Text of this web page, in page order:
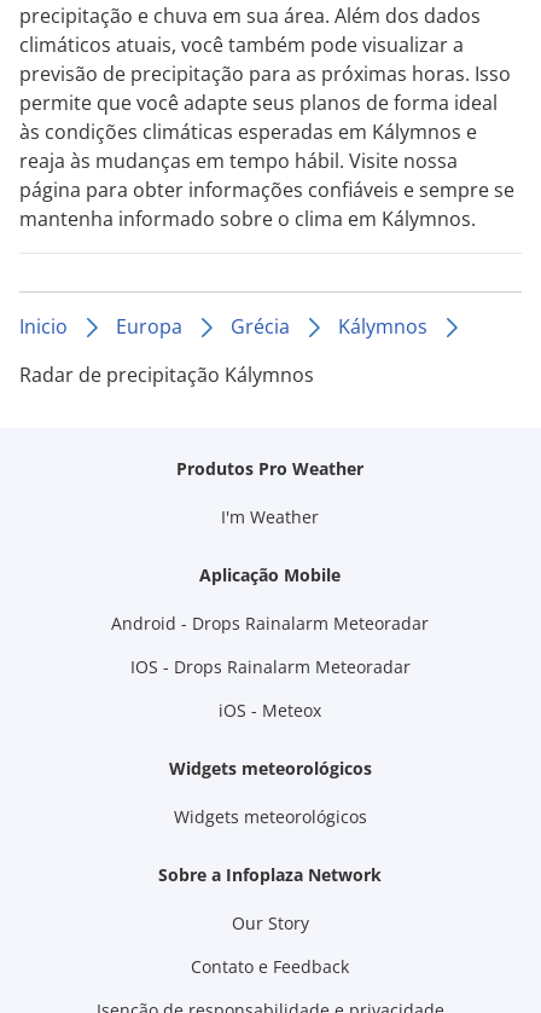
precipitação e chuva em sua área. Além dos dados
climáticos atuais, você também pode visualizar a
previsão de precipitação para as próximas horas. Isso
permite que você adapte seus planos de forma ideal
às condições climáticas esperadas em Kálymnos e
reaja às mudanças em tempo hábil. Visite nossa
página para obter informações confiáveis e sempre se
mantenha informado sobre o clima em Kálymnos.
Inicio Europa Grécia
Kálymnos
Radar de precipitação Kálymnos
Produtos Pro Weather
I'm Weather
Aplicação Mobile
Android - Drops Rainalarm Meteoradar
IOS - Drops Rainalarm Meteoradar
iOS - Meteox
Widgets meteorológicos
Widgets meteorológicos
Sobre a Infoplaza Network
Our Story
Contato e Feedback